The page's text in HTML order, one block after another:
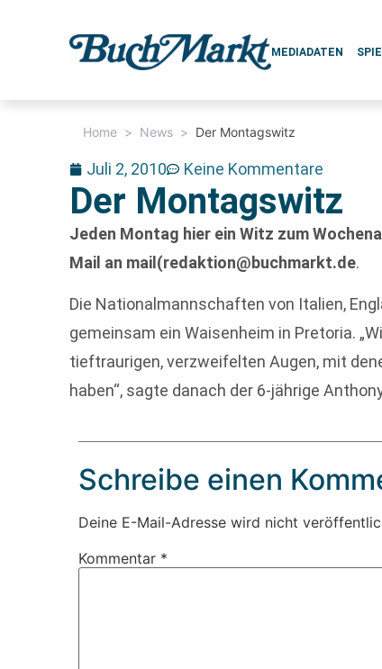
MEDIADATEN
Home > News > Der Montagswitz
Juli 2, 2010 Keine Kommentare
Der Montagswitz
Jeden Montag hier ein Witz zum
Mail an mail(redaktion@buchmarkt.de.
Die Nationalmannschaften von Italien,
gemeinsam ein Waisenheim in Pretoria.
tieftraurigen, verzweifelten Augen, mit
haben“, sagte danach der 6-jährige
Schreibe einen
Deine E-Mail-Adresse wird nicht
Kommentar *